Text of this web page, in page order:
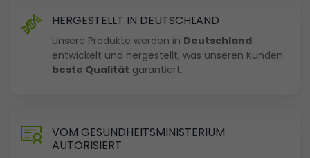
gesunden
Lebensstils
spezialisiert
HERGESTELLT IN DEUTSCHLAND
Unsere Produkte werden in Deutschland
entwickelt und hergestellt, was unseren Kunden
beste Qualität garantiert.
VOM GESUNDHEITSMINISTERIUM
AUTORISIERT